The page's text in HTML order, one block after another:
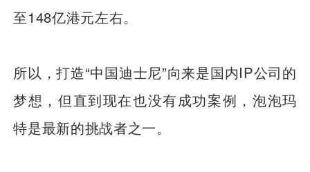
至148亿港元左右。
所以，打造“中国迪士尼”向来是国内IP公司的
梦想，但直到现在也没有成功案例，泡泡玛
特是最新的挑战者之一。